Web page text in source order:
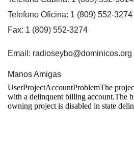
Telefono Oficina: 1 (809) 552-3274
Fax: 1 (809) 552-3274
Email: radioseybo@dominicos.org
Manos Amigas